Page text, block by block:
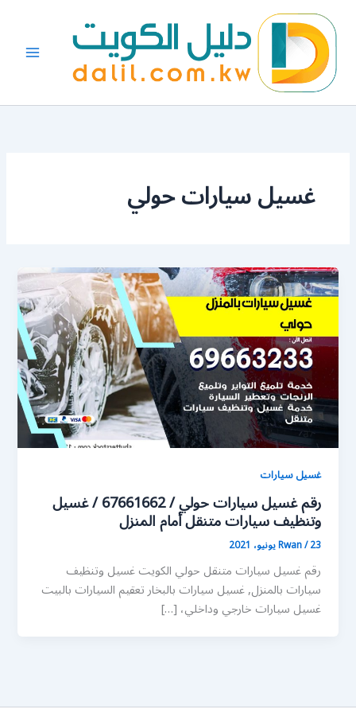
المحتوى
غسيل سيارات حولي
غسيل سيارات
رقم غسيل سيارات حولي / 67661662 / غسيل
وتنظيف سيارات متنقل أمام المنزل
Rwan/23 يونيو، 2021
رقم غسيل سيارات متنقل حولي الكويت غسيل وتنظيف
سيارات بالمنزل, غسيل سيارات بالبخار تعقيم السيارات بالبيت
غسيل سيارات خارجي وداخلي، […]